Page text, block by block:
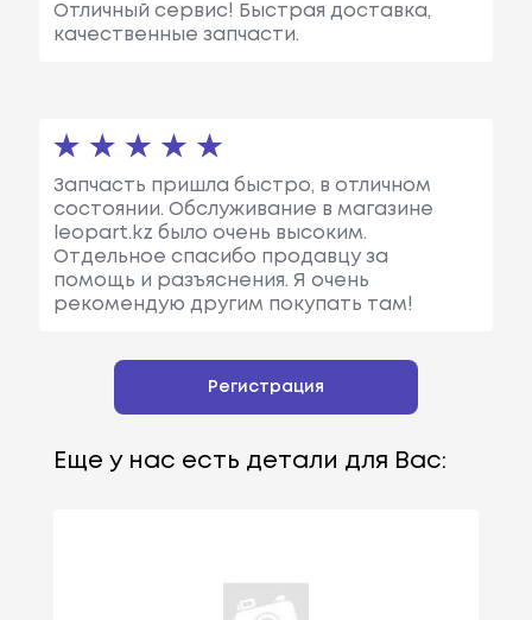
Отличный сервис! Быстрая доставка,
качественные запчасти.
Запчасть пришла быстро, в отличном
состоянии. Обслуживание в магазине
leopart.kz было очень высоким.
Отдельное спасибо продавцу за
помощь и разъяснения. Я очень
рекомендую другим покупать там!
Регистрация
Еще у нас есть детали для Вас: